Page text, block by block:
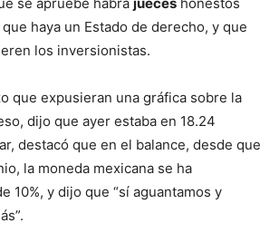
haya un Estado de derecho, y que
los inversionistas.
que expusieran una gráfica sobre la
dijo que ayer estaba en 18.24
destacó que en el balance, desde que
la moneda mexicana se ha
10%, y dijo que “sí aguantamos y